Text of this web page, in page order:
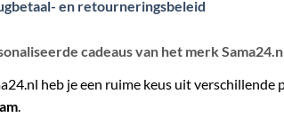
en retourneringsbeleid
cadeaus van het merk
heb je een ruime keus uit
.